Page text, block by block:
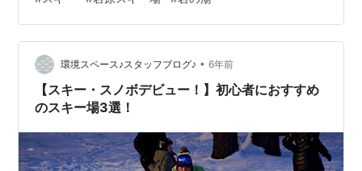
岩原スキー場に到着 まずはリフトを乗り継いで一番高い
へ 雲一つない快晴です 三国山脈もキレイに見えました
ジャイアントコースは圧雪しないので 数日前に降った雪
で新雪状態 斜度もあるので なかなか手ごわかった 下か
ら見上げても 写真だと斜度はわかりませんね（笑） この
写真のほうが斜度…
環境スペース♪スタッフブログ♪ • 6年前
【スキー・スノボデビュー！】初心者におすすめ
のスキー場3選！